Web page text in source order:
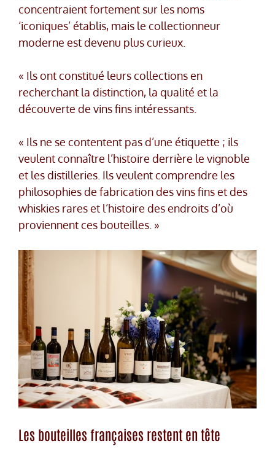
concentraient fortement sur les noms
‘iconiques’ établis, mais le collectionneur
moderne est devenu plus curieux.
« Ils ont constitué leurs collections en
recherchant la distinction, la qualité et la
découverte de vins fins intéressants.
« Ils ne se contentent pas d’une étiquette ; ils
veulent connaître l’histoire derrière le vignoble
et les distilleries. Ils veulent comprendre les
philosophies de fabrication des vins fins et des
whiskies rares et l’histoire des endroits d’où
proviennent ces bouteilles. »
Les bouteilles françaises restent en tête